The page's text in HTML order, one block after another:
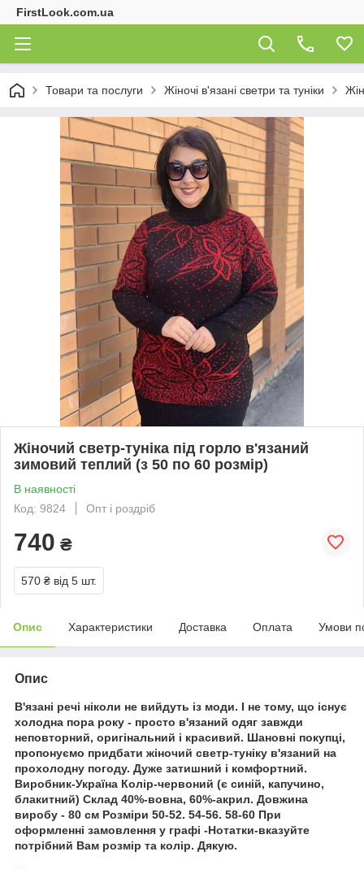
FirstLook.com.ua
Товари та послуги Жіночі в'язані светри та туніки
Жіночий светр-туніка під горло в'язаний
зимовий теплий (з 50 по 60 розмір)
В наявності
Код: 9824
Опт і роздріб
740 ₴
570 ₴ від 5 шт.
Опис Характеристики Доставка Оплата Умови
Опис
В'язані речі ніколи не вийдуть із моди. І не тому, що існує
холодна пора року - просто в'язаний одяг завжди
неповторний, оригінальний і красивий. Шановні покупці,
пропонуємо придбати жіночий светр-туніку в'язаний на
прохолодну погоду. Дуже затишний і комфортний.
Виробник-Україна Колір-червоний (є синій, капучино,
блакитний) Склад 40%-вовна, 60%-акрил. Довжина
виробу - 80 см Розміри 50-52. 54-56. 58-60 При
оформленні замовлення у графі -Нотатки-вказуйте
потрібний Вам розмір та колір. Дякую.